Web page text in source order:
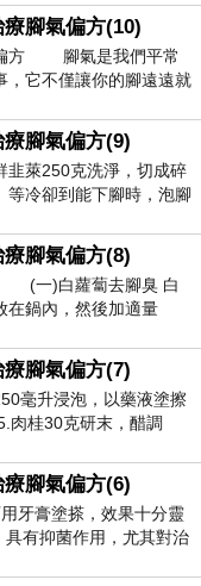
腳氣偏方(10)
方 腳氣是我們平常
，它不僅讓你的腳遠遠就
腳氣偏方(9)
250克洗淨，切成碎
等冷卻到能下腳時，泡腳
腳氣偏方(8)
(一)白蘿蔔去腳臭 白
在鍋內，然後加適量
腳氣偏方(7)
毫升浸泡，以藥液塗擦
桂30克研末，醋調
腳氣偏方(6)
牙膏塗搽，效果十分靈
有抑菌作用，尤其對治